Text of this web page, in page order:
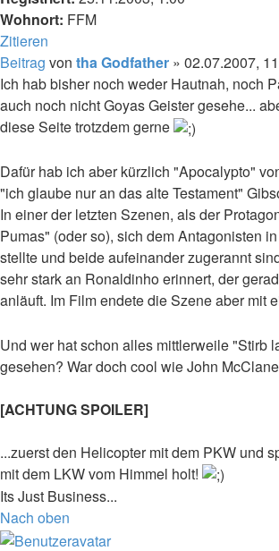
Wohnort: FFM
Zitieren
Beitrag von tha Godfather » 02.07.2007,
Ich hab bisher noch weder Hautnah, noch
auch noch nicht Goyas Geister gesehe...
diese Seite trotzdem gerne
Dafür hab ich aber kürzlich "Apocalypto"
"ich glaube nur an das alte Testament"
In einer der letzten Szenen, als der
Pumas" (oder so), sich dem Antagonisten
stellte und beide aufeinander zugerannt
sehr stark an Ronaldinho erinnert, der
anläuft. Im Film endete die Szene aber mit
Und wer hat schon alles mittlerweile "Stirb
gesehen? War doch cool wie John
[ACHTUNG SPOILER]
...zuerst den Helicopter mit dem PKW und
mit dem LKW vom Himmel holt!
Its Just Business...
Nach oben